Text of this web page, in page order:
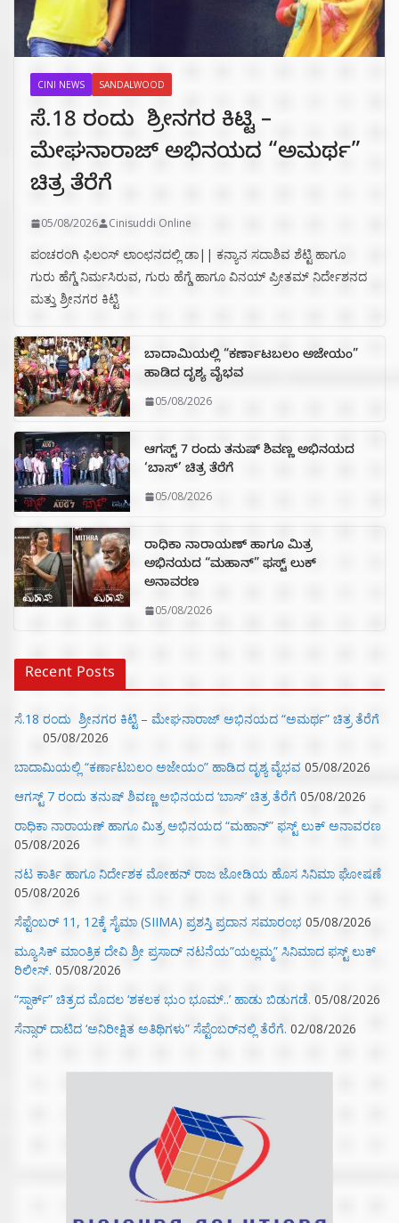
CINI NEWS SANDALWOOD
ಸೆ.18 ರಂದು ಶ್ರೀನಗರ ಕಿಟ್ಟಿ –
ಮೇಘನಾರಾಜ್ ಅಭಿನಯದ “ಅಮರ್ಥ”
ಚಿತ್ರ ತೆರೆಗೆ
05/08/2026 Cinisuddi Online
ಪಂಚರಂಗಿ ಫಿಲಂಸ್ ಲಾಂಛನದಲ್ಲಿ ಡಾ|| ಕನ್ಯಾನ ಸದಾಶಿವ ಶೆಟ್ಟಿ ಹಾಗೂ
ಗುರು ಹೆಗ್ಡೆ ನಿರ್ಮಸಿರುವ, ಗುರು ಹೆಗ್ಡೆ ಹಾಗೂ ವಿನಯ್ ಪ್ರೀತಮ್ ನಿರ್ದೇಶನದ
ಮತ್ತು ಶ್ರೀನಗರ ಕಿಟ್ಟಿ
ಬಾದಾಮಿಯಲ್ಲಿ “ಕರ್ಣಾಟಬಲಂ ಅಜೇಯಂ”
ಹಾಡಿದ ದೃಶ್ಯ ವೈಭವ
05/08/2026
ಆಗಸ್ಟ್ 7 ರಂದು ತನುಷ್ ಶಿವಣ್ಣ ಅಭಿನಯದ
‘ಬಾಸ್’ ಚಿತ್ರ ತೆರೆಗೆ
05/08/2026
ರಾಧಿಕಾ ನಾರಾಯಣ್ ಹಾಗೂ ಮಿತ್ರ
ಅಭಿನಯದ “ಮಹಾನ್” ಫಸ್ಟ್ ಲುಕ್
ಅನಾವರಣ
05/08/2026
Recent Posts
ಸೆ.18 ರಂದು ಶ್ರೀನಗರ ಕಿಟ್ಟಿ – ಮೇಘನಾರಾಜ್ ಅಭಿನಯದ “ಅಮರ್ಥ” ಚಿತ್ರ ತೆರೆಗೆ
05/08/2026
ಬಾದಾಮಿಯಲ್ಲಿ “ಕರ್ಣಾಟಬಲಂ ಅಜೇಯಂ” ಹಾಡಿದ ದೃಶ್ಯ ವೈಭವ 05/08/2026
ಆಗಸ್ಟ್ 7 ರಂದು ತನುಷ್ ಶಿವಣ್ಣ ಅಭಿನಯದ ‘ಬಾಸ್’ ಚಿತ್ರ ತೆರೆಗೆ 05/08/2026
ರಾಧಿಕಾ ನಾರಾಯಣ್ ಹಾಗೂ ಮಿತ್ರ ಅಭಿನಯದ “ಮಹಾನ್” ಫಸ್ಟ್ ಲುಕ್ ಅನಾವರಣ
05/08/2026
ನಟ ಕಾರ್ತಿ ಹಾಗೂ ನಿರ್ದೇಶಕ ಮೋಹನ್ ರಾಜ ಜೋಡಿಯ ಹೊಸ ಸಿನಿಮಾ ಘೋಷಣೆ
05/08/2026
ಸೆಪ್ಟೆಂಬರ್ 11, 12ಕ್ಕೆ ಸೈಮಾ (SIIMA) ಪ್ರಶಸ್ತಿ ಪ್ರದಾನ ಸಮಾರಂಭ 05/08/2026
ಮ್ಯೂಸಿಕ್‌ ಮಾಂತ್ರಿಕ ದೇವಿ ಶ್ರೀ ಪ್ರಸಾದ್ ನಟನೆಯ”ಯಲ್ಲಮ್ಮ” ಸಿನಿಮಾದ ಫಸ್ಟ್‌ ಲುಕ್‌
ರಿಲೀಸ್. 05/08/2026
“ಸ್ಪಾರ್ಕ್” ಚಿತ್ರದ ಮೊದಲ‌ ‘ಶಕಲಕ ಭುಂ‌ ಭೂಮ್..’ ಹಾಡು ಬಿಡುಗಡೆ. 05/08/2026
ಸೆನ್ಸಾರ್ ದಾಟಿದ ‘ಅನಿರೀಕ್ಷಿತ ಅತಿಥಿಗಳು” ಸೆಪ್ಟೆಂಬರ್‌ನಲ್ಲಿ ತೆರೆಗೆ. 02/08/2026